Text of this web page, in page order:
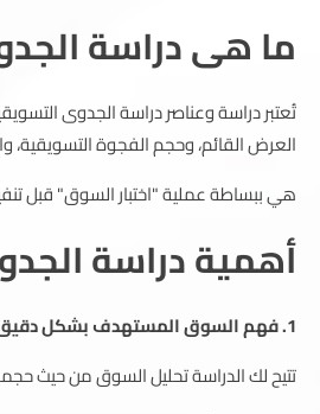
ما هى دراسة
تُعتبر دراسة وعناصر دراسة الجدوى
العرض القائم، وحجم الفجوة التسويقية،
هي ببساطة عملية "اختبار السوق" قبل
أهمية دراسة
1. فهم السوق المستهدف بشكل دقيق
تتيح لك الدراسة تحليل السوق من حيث